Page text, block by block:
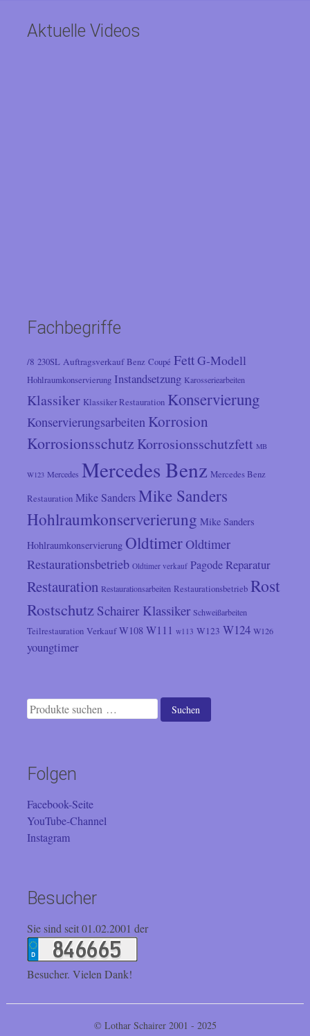
Aktuelle Videos
Fachbegriffe
/8 230SL Auftragsverkauf Benz Coupé FettG-Modell
Hohlraumkonservierung Instandsetzung Karosseriearbeiten
Klassiker Klassiker Restauration Konservierung
Konservierungsarbeiten Korrosion
Korrosionsschutz Korrosionsschutzfett MB
W123 Mercedes Mercedes Benz Mercedes Benz
Restauration Mike SandersMike Sanders
Hohlraumkonserverierung Mike Sanders
Hohlraumkonservierung OldtimerOldtimer
Restaurationsbetrieb Oldtimer verkauf PagodeReparatur
Restauration Restaurationsarbeiten Restaurationsbetrieb Rost
Rostschutz Schairer Klassiker Schweißarbeiten
Teilrestauration Verkauf W108 W111 w113 W123 W124 W126
youngtimer
Suchen
nach:
Suchen
Folgen
Facebook-Seite
YouTube-Channel
Instagram
Besucher
Sie sind seit 01.02.2001 der
Besucher. Vielen Dank!
© Lothar Schairer 2001 - 2025